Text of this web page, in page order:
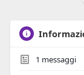
1 messaggi